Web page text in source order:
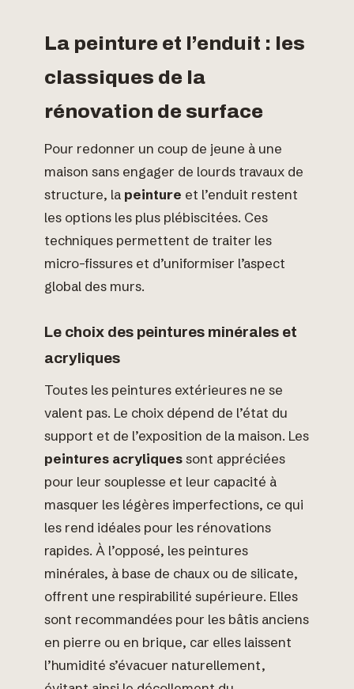
La peinture et l’enduit : les
classiques de la
rénovation de surface
Pour redonner un coup de jeune à une
maison sans engager de lourds travaux de
structure, la peinture et l’enduit restent
les options les plus plébiscitées. Ces
techniques permettent de traiter les
micro-fissures et d’uniformiser l’aspect
global des murs.
Le choix des peintures minérales et
acryliques
Toutes les peintures extérieures ne se
valent pas. Le choix dépend de l’état du
support et de l’exposition de la maison. Les
peintures acryliques sont appréciées
pour leur souplesse et leur capacité à
masquer les légères imperfections, ce qui
les rend idéales pour les rénovations
rapides. À l’opposé, les peintures
minérales, à base de chaux ou de silicate,
offrent une respirabilité supérieure. Elles
sont recommandées pour les bâtis anciens
en pierre ou en brique, car elles laissent
l’humidité s’évacuer naturellement,